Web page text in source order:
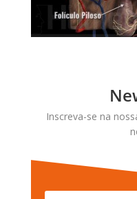
Inscreva-se na